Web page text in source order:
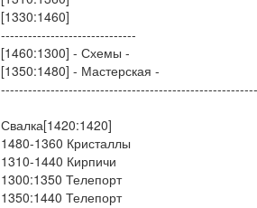
[1330:1460]
------------------------------
[1460:1300] - Схемы -
[1350:1480] - Мастерская -
Свалка[1420:1420]
1480-1360 Кристаллы
1310-1440 Кирпичи
1300:1350 Телепорт
1350:1440 Телепорт